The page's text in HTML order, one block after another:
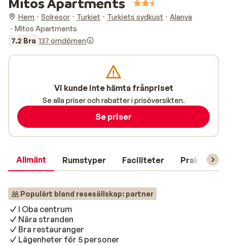
Hem Solresor Turkiet Turkiets sydkust
Alanya
Mitos Apartments
7.2 Bra 137 omdömen
Allmänt Rumstyper Faciliteter Praktisk
Populärt bland resesällskap: partner
I Oba centrum
Nära stranden
Bra restauranger
Lägenheter för 5 personer
Vi kunde inte hämta frånpriset
Se alla priser och rabatter i prisöversikten.
Se priser